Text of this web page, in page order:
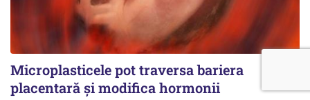
Microplasticele pot traversa bariera
placentară și modifica hormonii